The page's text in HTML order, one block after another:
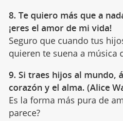
8. Te quiero más que a
¡eres el amor de mi vida!
Seguro que cuando tus
quieren te suena a música
9. Si traes hijos al mundo,
corazón y el alma. (Alice
Es la forma más pura de
parece?